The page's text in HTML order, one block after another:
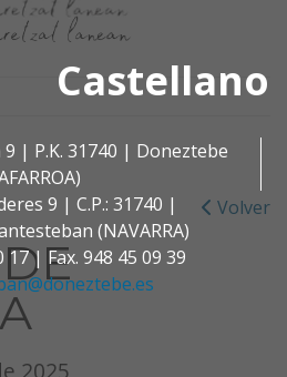
Castellano
| P.K. 31740 | Doneztebe
9 | C.P.: 31740 |
(NAVARRA)
17 | Fax. 948 45 09 39
Volver
2025